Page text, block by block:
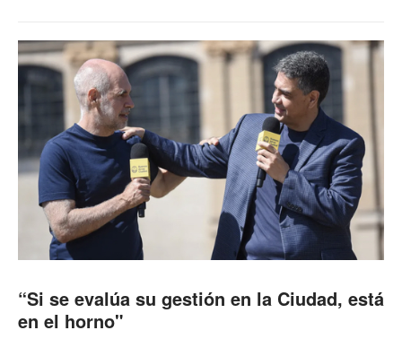
“Si se evalúa su gestión en la Ciudad, está
en el horno"